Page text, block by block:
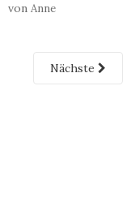
von Anne
Nächste